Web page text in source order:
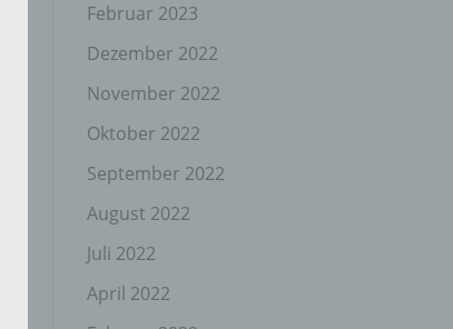
Februar 2023
Dezember 2022
November 2022
Oktober 2022
September 2022
August 2022
Juli 2022
April 2022